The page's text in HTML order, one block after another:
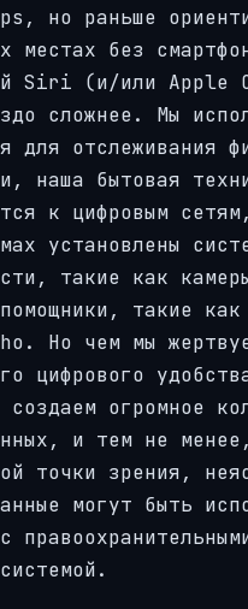
но раньше
местах без
Siri (и/или Apple
сложнее. Мы
для отслеживания
наша бытовая
к цифровым
установлены
такие как
такие
Но чем мы
цифрового
создаем огромное
и тем не
точки зрения,
могут быть